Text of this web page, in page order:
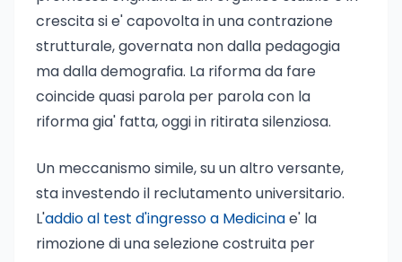
crescita si e' capovolta in una contrazione
strutturale, governata non dalla pedagogia
ma dalla demografia. La riforma da fare
coincide quasi parola per parola con la
riforma gia' fatta, oggi in ritirata silenziosa.
Un meccanismo simile, su un altro versante,
sta investendo il reclutamento universitario.
L'addio al test d'ingresso a Medicinae' la
rimozione di una selezione costruita per